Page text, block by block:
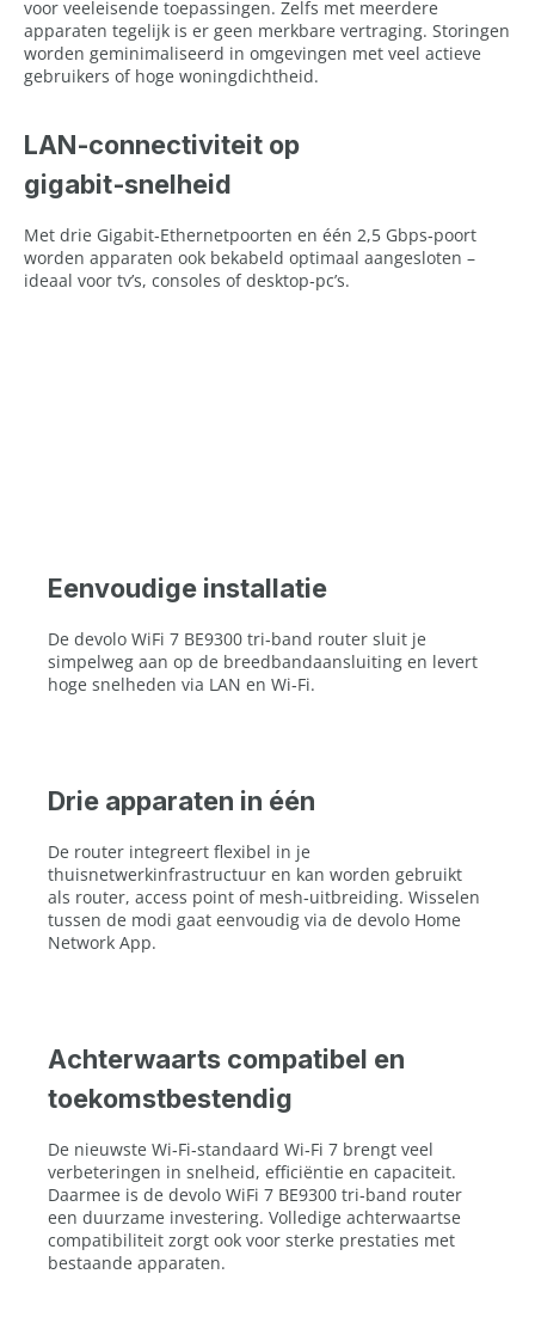
voor veeleisende toepassingen. Zelfs met meerdere
apparaten tegelijk is er geen merkbare vertraging. Storingen
worden geminimaliseerd in omgevingen met veel actieve
gebruikers of hoge woningdichtheid.
LAN‑connectiviteit op
gigabit‑snelheid
Met drie Gigabit‑Ethernetpoorten en één 2,5 Gbps‑poort
worden apparaten ook bekabeld optimaal aangesloten –
ideaal voor tv’s, consoles of desktop‑pc’s.
Eenvoudige installatie
De devolo WiFi 7 BE9300 tri‑band router sluit je
simpelweg aan op de breedbandaansluiting en levert
hoge snelheden via LAN en Wi‑Fi.
Drie apparaten in één
De router integreert flexibel in je
thuisnetwerkinfrastructuur en kan worden gebruikt
als router, access point of mesh‑uitbreiding. Wisselen
tussen de modi gaat eenvoudig via de devolo Home
Network App.
Achterwaarts compatibel en
toekomstbestendig
De nieuwste Wi‑Fi‑standaard Wi‑Fi 7 brengt veel
verbeteringen in snelheid, efficiëntie en capaciteit.
Daarmee is de devolo WiFi 7 BE9300 tri‑band router
een duurzame investering. Volledige achterwaartse
compatibiliteit zorgt ook voor sterke prestaties met
bestaande apparaten.